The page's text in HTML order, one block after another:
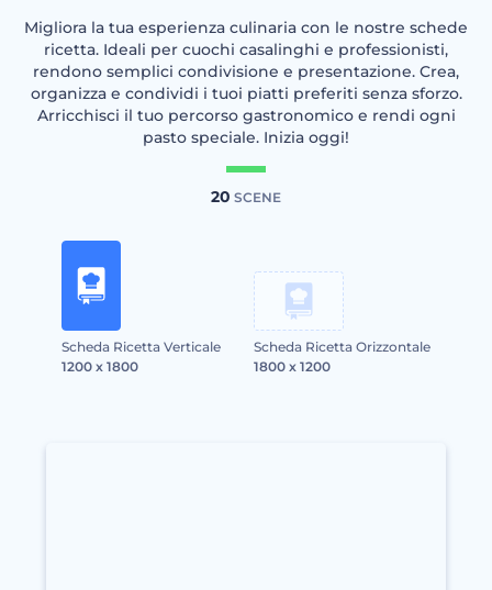
Migliora la tua esperienza culinaria con le nostre schede
ricetta. Ideali per cuochi casalinghi e professionisti,
rendono semplici condivisione e presentazione. Crea,
organizza e condividi i tuoi piatti preferiti senza sforzo.
Arricchisci il tuo percorso gastronomico e rendi ogni
pasto speciale. Inizia oggi!
20 SCENE
Scheda Ricetta Verticale
1200 x 1800
Scheda Ricetta Orizzontale
1800 x 1200